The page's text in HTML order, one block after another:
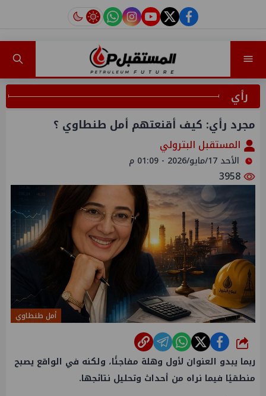
facebook
twitter
youtube
instagram
tiktok
رأي
مجرد رأي: كيف أقنعتهم أمل طنطاوي ؟
المستقبل البترولي
الأحد 17/مايو/2026 - 01:09 م
أمل طنطاوي
شارك
ربما يبدو العنوان لأول وهلة مفاجئًا، ولكنه في الواقع يصبح
منطقيًا فيما نراه من أحداث وتحليل نتائجها.